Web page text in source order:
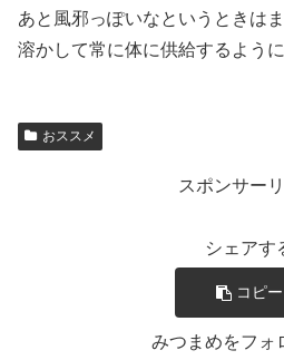
あと風邪っぽいなというときは
溶かして常に体に供給するように
おススメ
スポンサー
シェアす
コピー
みつまめをフォ